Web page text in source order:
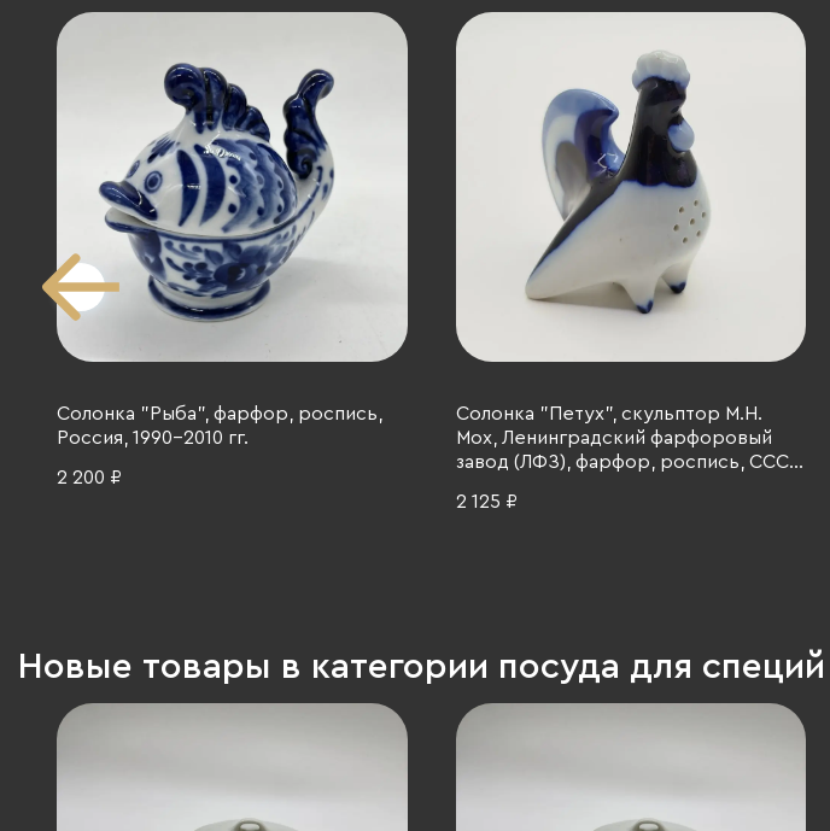
Солонка "Рыба", фарфор, роспись,
Россия, 1990-2010 гг.
2 200 ₽
Солонка "Петух", скульптор М.Н.
Мох, Ленинградский фарфоровый
завод (ЛФЗ), фарфор, роспись, СССР,
2 125 ₽
Новые товары в категории посуда для специй